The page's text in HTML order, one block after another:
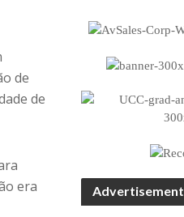
de
de
era
Advertisement